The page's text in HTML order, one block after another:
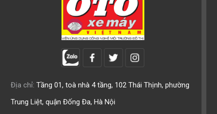
Địa chỉ: Tầng 01, toà nhà 4 tầng, 102 Thái Thịnh, phường
Trung Liệt, quận Đống Đa, Hà Nội